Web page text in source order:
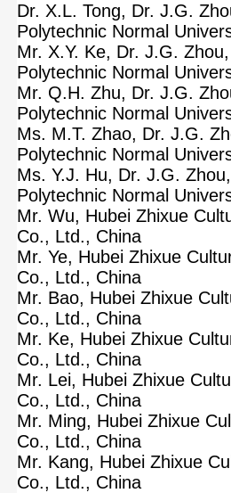
Dr. X.L. Tong, Dr. J.G.
Polytechnic Normal
Mr. X.Y. Ke, Dr. J.G.
Polytechnic Normal
Mr. Q.H. Zhu, Dr. J.G.
Polytechnic Normal
Ms. M.T. Zhao, Dr. J.G.
Polytechnic Normal
Ms. Y.J. Hu, Dr. J.G.
Polytechnic Normal
Mr. Wu, Hubei Zhixue
Co., Ltd., China
Mr. Ye, Hubei Zhixue
Co., Ltd., China
Mr. Bao, Hubei Zhixue
Co., Ltd., China
Mr. Ke, Hubei Zhixue
Co., Ltd., China
Mr. Lei, Hubei Zhixue
Co., Ltd., China
Mr. Ming, Hubei Zhixue
Co., Ltd., China
Mr. Kang, Hubei Zhixue
Co., Ltd., China